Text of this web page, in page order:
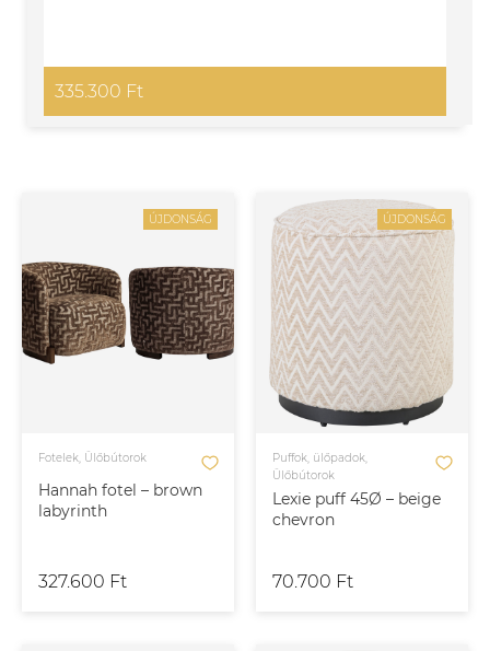
335.300 Ft
ÚJDONSÁG
Hannah fotel – brown
labyrinth
Fotelek, Ülőbútorok
327.600 Ft
ÚJDONSÁG
Lexie puff 45Ø – beige
chevron
Puffok, ülőpadok,
Ülőbútorok
70.700 Ft